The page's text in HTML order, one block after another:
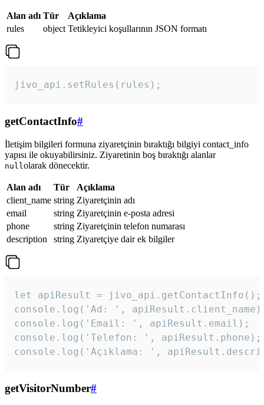
Alan adı Tür
Açıklama
rules
object Tetikleyici koşullarının JSON formatı
jivo_api.setRules(rules);
getContactInfo#
İletişim bilgileri formuna ziyaretçinin bıraktığı bilgiyi contact_info
yapısı ile okuyabilirsiniz. Ziyaretinin boş bıraktığı alanlar
null olarak dönecektir.
Alan adı Tür
Açıklama
client_name string Ziyaretçinin adı
email
string Ziyaretçinin e-posta adresi
phone
string Ziyaretçinin telefon numarası
description
string Ziyaretçiye dair ek bilgiler
let apiResult = jivo_api.getContactInfo();
console.log('Ad: ',
console.log('Email: ', apiResult.email);
console.log('Telefon: ', apiResult.phone);
console.log('Açıklama: ',
getVisitorNumber#